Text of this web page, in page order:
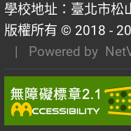
學校地址：臺北市松
版權所有 © 2018 -
| Powered by